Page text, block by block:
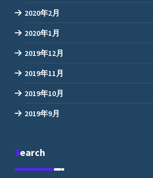
2020年2月
2020年1月
2019年12月
2019年11月
2019年10月
2019年9月
Search